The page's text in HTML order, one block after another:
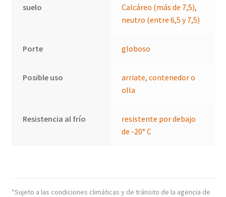
suelo
Calcáreo (más de 7,5),
neutro (entre 6,5 y 7,5)
Porte globoso
Posible uso arriate,contenedor o
olla
Resistencia al frío
resistente por debajo
de -20° C
*Sujeto a las condiciones climáticas y de tránsito de la agencia de